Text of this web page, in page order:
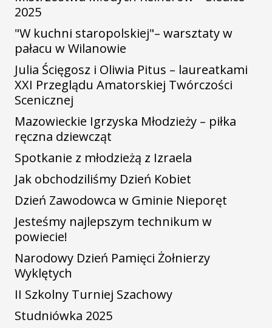
2025
"W kuchni staropolskiej"– warsztaty w
pałacu w Wilanowie
Julia Ścięgosz i Oliwia Pitus – laureatkami
XXI Przeglądu Amatorskiej Twórczości
Scenicznej
Mazowieckie Igrzyska Młodzieży – piłka
ręczna dziewcząt
Spotkanie z młodzieżą z Izraela
Jak obchodziliśmy Dzień Kobiet
Dzień Zawodowca w Gminie Nieporęt
Jesteśmy najlepszym technikum w
powiecie!
Narodowy Dzień Pamięci Żołnierzy
Wyklętych
II Szkolny Turniej Szachowy
Studniówka 2025